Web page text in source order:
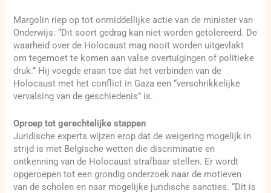
Margolin riep op tot onmiddellijke actie van de minister van
Onderwijs: “Dit soort gedrag kan niet worden getolereerd. De
waarheid over de Holocaust mag nooit worden uitgevlakt
om tegemoet te komen aan valse overtuigingen of politieke
druk.” Hij voegde eraan toe dat het verbinden van de
Holocaust met het conflict in Gaza een “verschrikkelijke
vervalsing van de geschiedenis” is.
Oproep tot gerechtelijke stappen
Juridische experts wijzen erop dat de weigering mogelijk in
strijd is met Belgische wetten die discriminatie en
ontkenning van de Holocaust strafbaar stellen. Er wordt
opgeroepen tot een grondig onderzoek naar de motieven
van de scholen en naar mogelijke juridische sancties. “Dit is